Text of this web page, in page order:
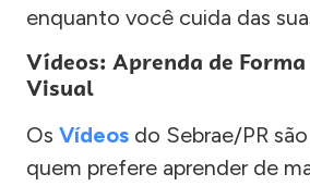
enquanto você cuida das
Vídeos: Aprenda de
Visual
Os Vídeos do Sebrae/PR
quem prefere aprender de